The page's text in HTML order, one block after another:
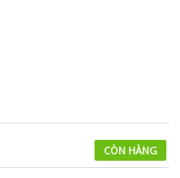
CÒN HÀNG